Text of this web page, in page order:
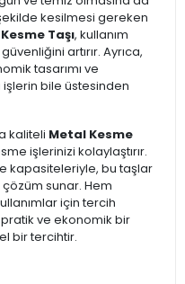
kesilmesi gereken
Taşı, kullanım
artırır. Ayrıca,
tasarımı ve
bile üstesinden
kaliteli Metal Kesme
işlerinizi kolaylaştırır.
kapasiteleriyle, bu taşlar
sunar. Hem
için tercih
pratik ve ekonomik bir
bir tercihtir.